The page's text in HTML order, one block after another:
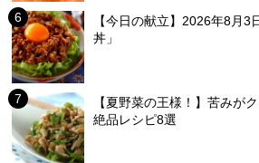
【今日の献立】2026年8月3
丼」
【夏野菜の王様！】苦みが
絶品レシピ8選